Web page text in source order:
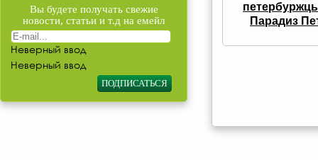
Вы будете получать свежие
новости, статьи и т.д на емейл
Неверный ввод
Неверный ввод
Парадиз